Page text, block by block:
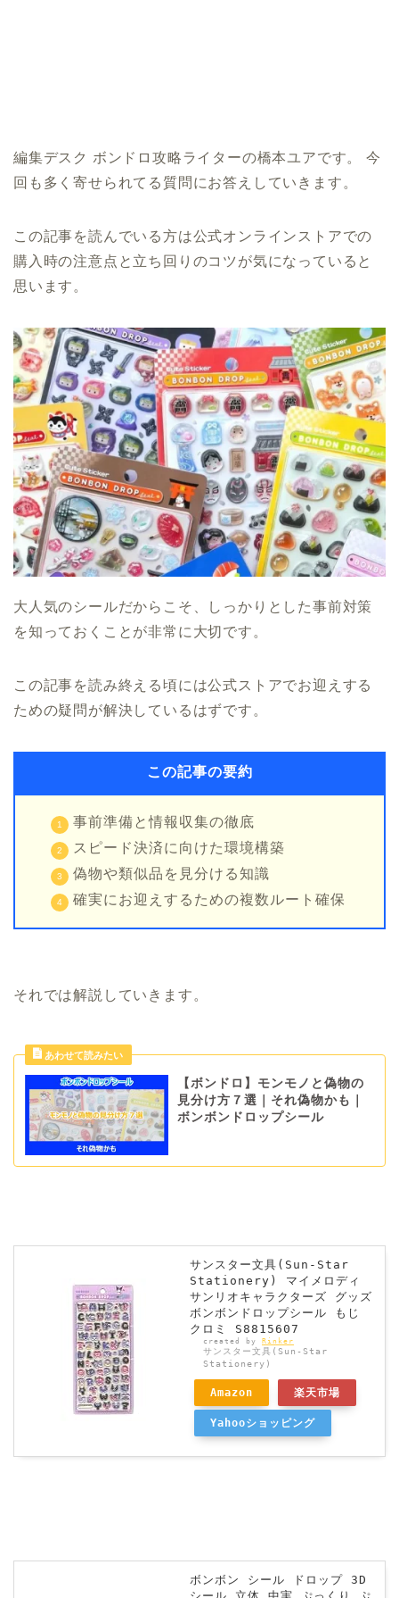
編集デスク ボンドロ攻略ライターの橋本ユアです。 今
回も多く寄せられてる質問にお答えしていきます。
この記事を読んでいる方は公式オンラインストアでの
購入時の注意点と立ち回りのコツが気になっていると
思います。
大人気のシールだからこそ、しっかりとした事前対策
を知っておくことが非常に大切です。
この記事を読み終える頃には公式ストアでお迎えする
ための疑問が解決しているはずです。
この記事の要約
事前準備と情報収集の徹底
スピード決済に向けた環境構築
偽物や類似品を見分ける知識
確実にお迎えするための複数ルート確保
それでは解説していきます。
【ボンドロ】モンモノと偽物の
見分け方７選｜それ偽物かも｜
ボンボンドロップシール
サンスター文具(Sun-Star
Stationery) マイメロディ
サンリオキャラクターズ グッズ
ボンボンドロップシール もじ
クロミ S8815607
created by Rinker
サンスター文具(Sun-Star
Stationery)
Amazon 楽天市場
Yahooショッピング
ボンボン シール ドロップ 3D